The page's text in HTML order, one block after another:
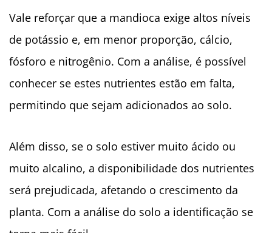
Vale reforçar que a mandioca exige altos níveis
de potássio e, em menor proporção, cálcio,
fósforo e nitrogênio. Com a análise, é possível
conhecer se estes nutrientes estão em falta,
permitindo que sejam adicionados ao solo.
Além disso, se o solo estiver muito ácido ou
muito alcalino, a disponibilidade dos nutrientes
será prejudicada, afetando o crescimento da
planta. Com a análise do solo a identificação se